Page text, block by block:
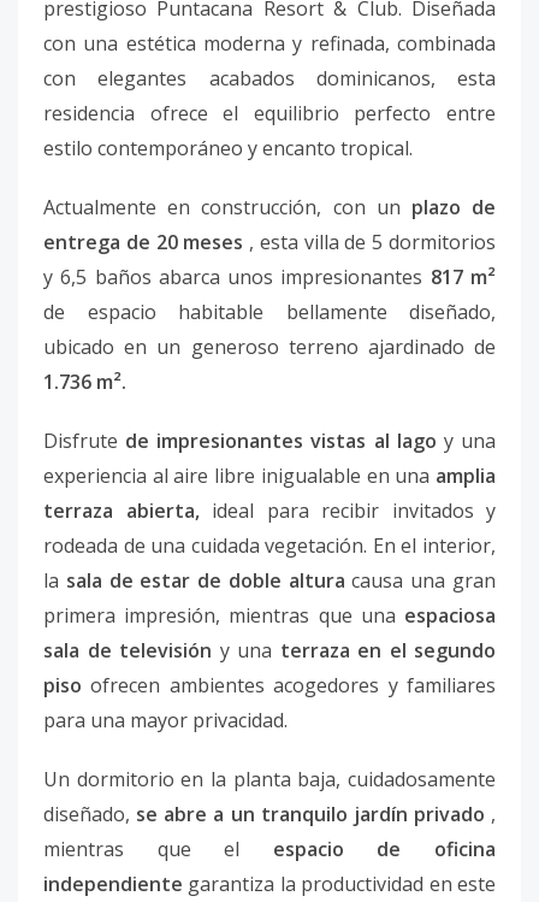
prestigioso Puntacana Resort & Club. Diseñada
con una estética moderna y refinada, combinada
con elegantes acabados dominicanos, esta
residencia ofrece el equilibrio perfecto entre
estilo contemporáneo y encanto tropical.
Actualmente en construcción, con un plazo de
entrega de 20 meses , esta villa de 5 dormitorios
y 6,5 baños abarca unos impresionantes 817 m²
de espacio habitable bellamente diseñado,
ubicado en un generoso terreno ajardinado de
1.736 m².
Disfrute de impresionantes vistas al lago y una
experiencia al aire libre inigualable en una amplia
terraza abierta,ideal para recibir invitados y
rodeada de una cuidada vegetación. En el interior,
la sala de estar de doble altura causa una gran
primera impresión, mientras que una espaciosa
sala de televisión y una terraza en el segundo
piso ofrecen ambientes acogedores y familiares
para una mayor privacidad.
Un dormitorio en la planta baja, cuidadosamente
diseñado, se abre a un tranquilo jardín privado ,
mientras que el espacio de oficina
independiente garantiza la productividad en este